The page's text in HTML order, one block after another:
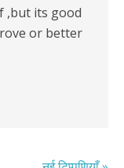
,but its good
or better